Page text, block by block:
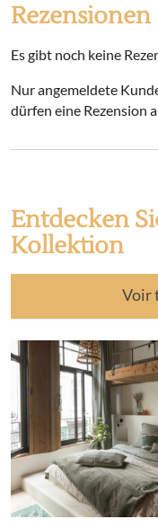
Rezensionen
Es gibt noch keine
Nur angemeldete
dürfen eine Rezension
Entdecken
Kollektion
Voir